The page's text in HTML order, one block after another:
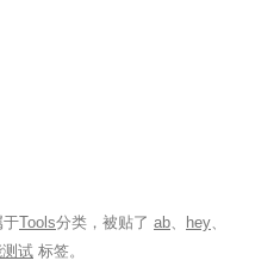
于Tools分类，被贴了 ab hey
试 标签。